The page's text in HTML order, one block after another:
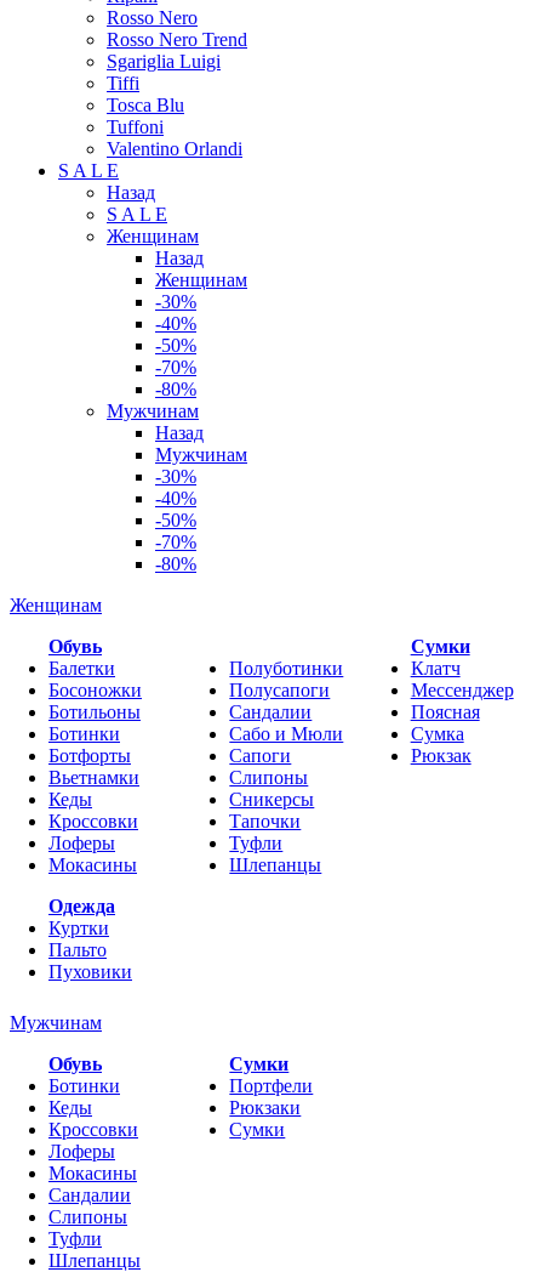
Rosso Nero
Rosso Nero Trend
Sgariglia Luigi
Tiffi
Tosca Blu
Tuffoni
Valentino Orlandi
S A L E
Назад
S A L E
Женщинам
Назад
Женщинам
-30%
-40%
-50%
-70%
-80%
Мужчинам
Назад
Мужчинам
-30%
-40%
-50%
-70%
-80%
Женщинам
Обувь
Балетки
Босоножки
Ботильоны
Ботинки
Ботфорты
Вьетнамки
Кеды
Кроссовки
Лоферы
Мокасины
Полуботинки
Полусапоги
Сандалии
Сабо и Мюли
Сапоги
Слипоны
Сникерсы
Тапочки
Туфли
Шлепанцы
Cумки
Клатч
Мессенджер
Поясная
Сумка
Рюкзак
Одежда
Куртки
Пальто
Пуховики
Мужчинам
Обувь
Ботинки
Кеды
Кроссовки
Лоферы
Мокасины
Сандалии
Слипоны
Туфли
Шлепанцы
Сумки
Портфели
Рюкзаки
Сумки